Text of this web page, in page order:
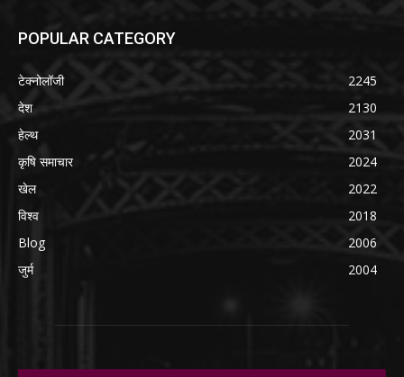
POPULAR CATEGORY
टेक्नोलॉजी
2245
देश
2130
हेल्थ
2031
कृषि समाचार
2024
खेल
2022
विश्व
2018
Blog
2006
जुर्म
2004